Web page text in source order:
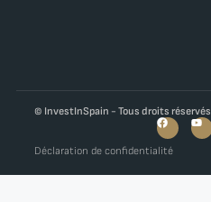
© InvestInSpain - Tous droits réservés
Déclaration de confidentialité